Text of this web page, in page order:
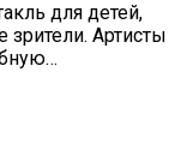
для детей,
зрители. Артисты